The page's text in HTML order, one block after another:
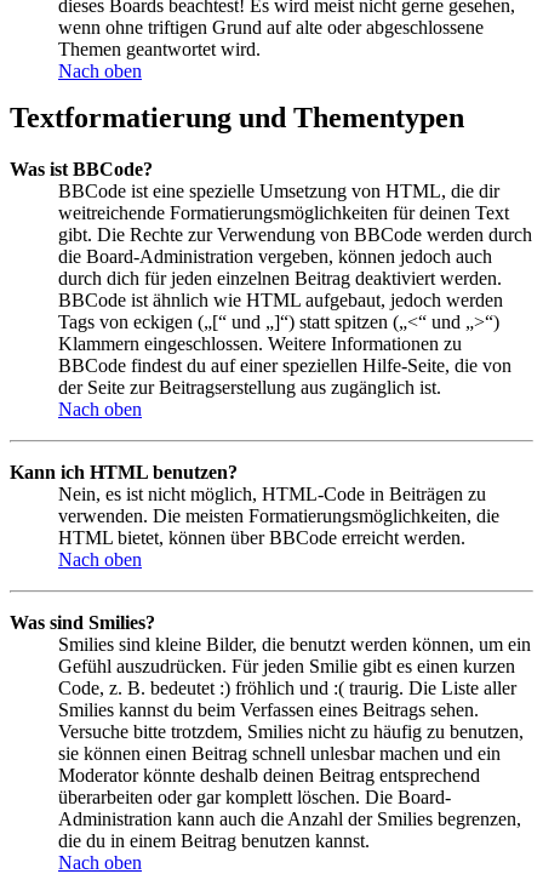
dieses Boards beachtest! Es wird meist nicht gerne gesehen,
wenn ohne triftigen Grund auf alte oder abgeschlossene
Themen geantwortet wird.
Nach oben
Textformatierung und Thementypen
Was ist BBCode?
BBCode ist eine spezielle Umsetzung von HTML, die dir
weitreichende Formatierungsmöglichkeiten für deinen Text
gibt. Die Rechte zur Verwendung von BBCode werden durch
die Board-Administration vergeben, können jedoch auch
durch dich für jeden einzelnen Beitrag deaktiviert werden.
BBCode ist ähnlich wie HTML aufgebaut, jedoch werden
Tags von eckigen („[“ und „]“) statt spitzen („<“ und „>“)
Klammern eingeschlossen. Weitere Informationen zu
BBCode findest du auf einer speziellen Hilfe-Seite, die von
der Seite zur Beitragserstellung aus zugänglich ist.
Nach oben
Kann ich HTML benutzen?
Nein, es ist nicht möglich, HTML-Code in Beiträgen zu
verwenden. Die meisten Formatierungsmöglichkeiten, die
HTML bietet, können über BBCode erreicht werden.
Nach oben
Was sind Smilies?
Smilies sind kleine Bilder, die benutzt werden können, um ein
Gefühl auszudrücken. Für jeden Smilie gibt es einen kurzen
Code, z. B. bedeutet :) fröhlich und :( traurig. Die Liste aller
Smilies kannst du beim Verfassen eines Beitrags sehen.
Versuche bitte trotzdem, Smilies nicht zu häufig zu benutzen,
sie können einen Beitrag schnell unlesbar machen und ein
Moderator könnte deshalb deinen Beitrag entsprechend
überarbeiten oder gar komplett löschen. Die Board-
Administration kann auch die Anzahl der Smilies begrenzen,
die du in einem Beitrag benutzen kannst.
Nach oben